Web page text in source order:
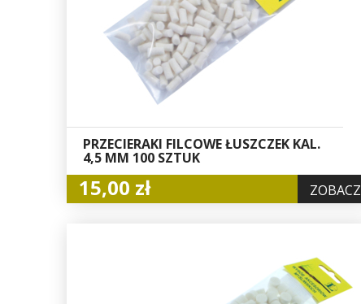
PRZECIERAKI FILCOWE ŁUSZCZEK KAL.
4,5 MM 100 SZTUK
15,00 zł ZOBACZ